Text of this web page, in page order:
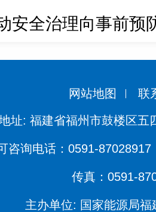
安全治理向事前预
网站地图 联
址: 福建省福州市鼓楼区五
咨询电话：0591-
传真：0591-
主办单位: 国家能源局福